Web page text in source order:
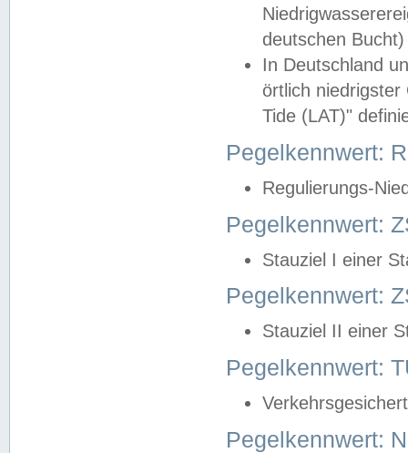
deutschen
In Deutschland
örtlich
Tide (LAT)"
Pegelkennwert:
Regulierungs-
Pegelkennwert:
Stauziel I einer
Pegelkennwert:
Stauziel II einer
Pegelkennwert:
Pegelkennwert: